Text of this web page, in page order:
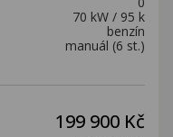
70 kW / 95 k
benzín
manuál (6 st.)
199 900 Kč